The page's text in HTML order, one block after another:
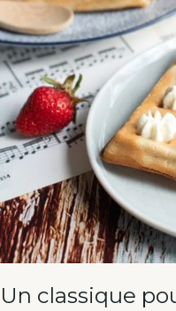
Un classique